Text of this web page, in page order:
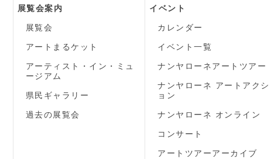
展覧会案内
展覧会
アートまるケット
アーティスト・イン・ミュ
ージアム
県民ギャラリー
過去の展覧会
イベント
カレンダー
イベント一覧
ナンヤローネアートツアー
ナンヤローネ アートアクシ
ョン
ナンヤローネ オンライン
コンサート
アートツアーアーカイブ